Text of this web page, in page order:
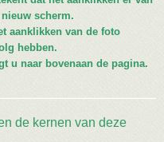
scherm.
aanklikken van de foto
hebben.
u naar bovenaan de pagina.
de kernen van deze